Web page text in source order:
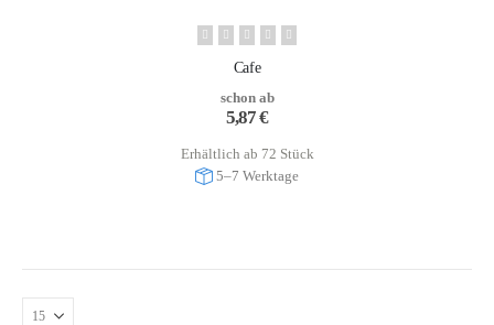
Cafe
schon ab
5,87€
Erhältlich ab 72 Stück
5–7 Werktage